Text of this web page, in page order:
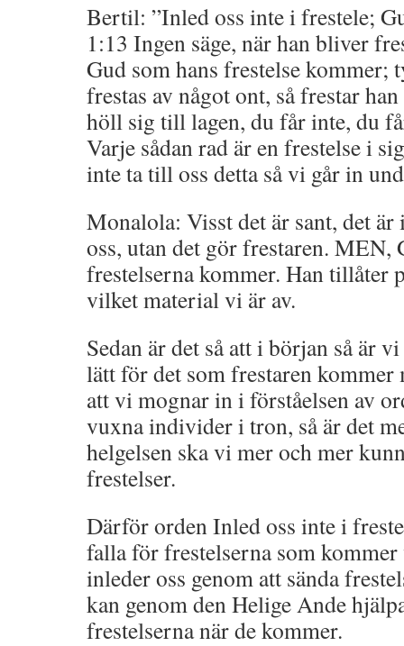
Bertil: ”Inled oss inte i frestele;
1:13 Ingen säge, när han bliver
Gud som hans frestelse kommer;
frestas av något ont, så frestar
höll sig till lagen, du får inte, du
Varje sådan rad är en frestelse i
inte ta till oss detta så vi går in
Monalola: Visst det är sant, det
oss, utan det gör frestaren. MEN,
frestelserna kommer. Han tillåter
vilket material vi är av.
Sedan är det så att i början så är
lätt för det som frestaren kommer
att vi mognar in i förståelsen av
vuxna individer i tron, så är det
helgelsen ska vi mer och mer
frestelser.
Därför orden Inled oss inte i
falla för frestelserna som kommer
inleder oss genom att sända
kan genom den Helige Ande
frestelserna när de kommer.